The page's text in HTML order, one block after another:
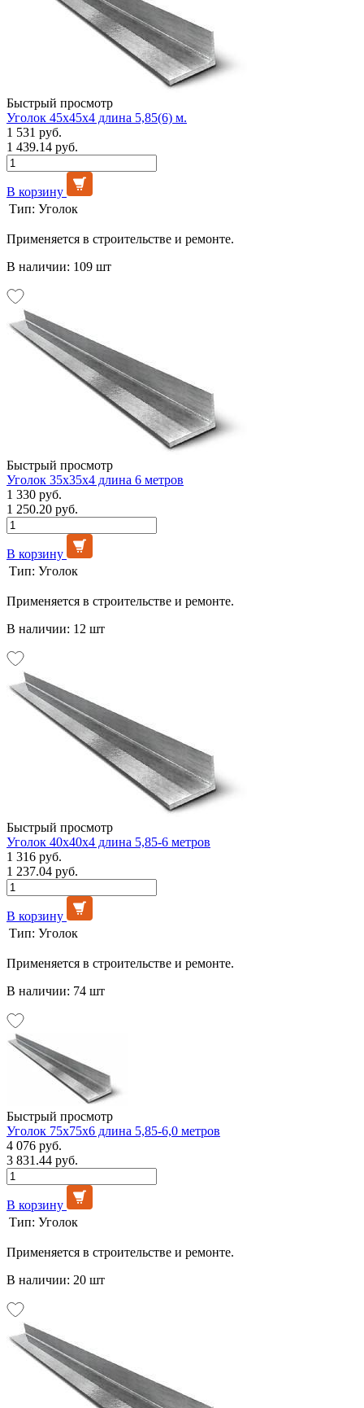
Быстрый просмотр
Уголок 45х45х4 длина 5,85(6) м.
1 531 руб.
1 439.14 руб.
В корзину
Тип: Уголок
Применяется в строительстве и ремонте.
В наличии: 109 шт
Быстрый просмотр
Уголок 35х35х4 длина 6 метров
1 330 руб.
1 250.20 руб.
В корзину
Тип: Уголок
Применяется в строительстве и ремонте.
В наличии: 12 шт
Быстрый просмотр
Уголок 40х40х4 длина 5,85-6 метров
1 316 руб.
1 237.04 руб.
В корзину
Тип: Уголок
Применяется в строительстве и ремонте.
В наличии: 74 шт
Быстрый просмотр
Уголок 75х75х6 длина 5,85-6,0 метров
4 076 руб.
3 831.44 руб.
В корзину
Тип: Уголок
Применяется в строительстве и ремонте.
В наличии: 20 шт